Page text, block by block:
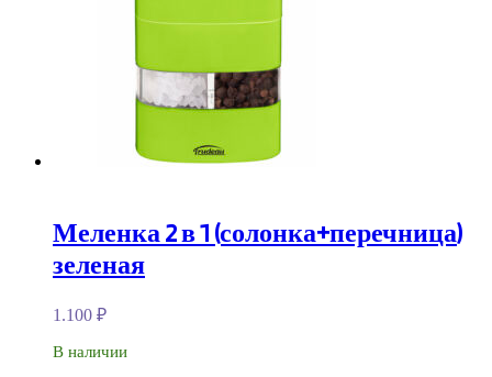
Меленка 2 в 1 (солонка+перечница)
зеленая
1.100 ₽
В наличии